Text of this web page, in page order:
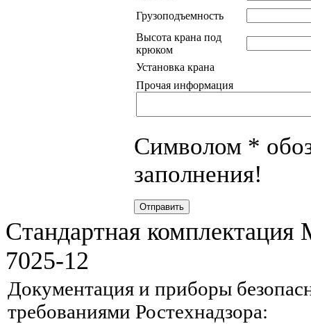
Грузоподъемность
Высота крана под
крюком
Установка крана
Прочая информация
Символом *
заполнения!
Отправить
Стандартная
7025-12
Документация и приборы
требованиями Ростехнадзора: